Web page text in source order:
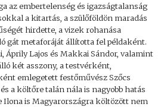
az embertelenség és igazságtalanság
a kitartás, a szülőföldön maradás
hirdette, a vizek rohanása
gát metaforáját állította fel példaként.
Áprily Lajos és Makkai Sándor, valamint
két asszony, a testvérként,
emlegetett festőművész Szőcs
a költőre talán nála is nagyobb hatás
Ilona is Magyarországra költözött nem